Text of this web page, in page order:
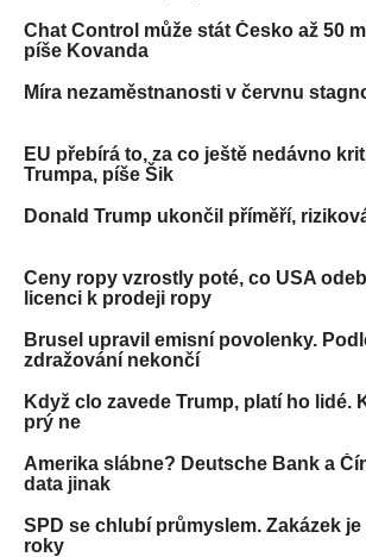
Chat Control může stát Česko až 50
píše Kovanda
Míra nezaměstnanosti v červnu
EU přebírá to, za co ještě nedávno
Trumpa, píše Šik
Donald Trump ukončil příměří,
Ceny ropy vzrostly poté, co USA
licenci k prodeji ropy
Brusel upravil emisní povolenky.
zdražování nekončí
Když clo zavede Trump, platí ho lidé.
prý ne
Amerika slábne? Deutsche Bank a
data jinak
SPD se chlubí průmyslem. Zakázek
roky